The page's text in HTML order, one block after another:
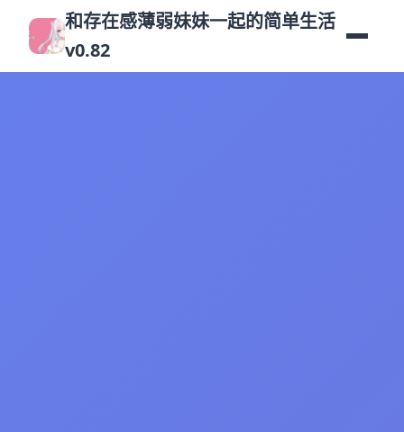
和存在感薄弱妹妹一起的简单生活
v0.82